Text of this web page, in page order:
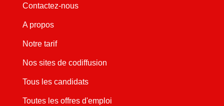
Contactez-nous
A propos
Notre tarif
Nos sites de codiffusion
Tous les candidats
Toutes les offres d'emploi